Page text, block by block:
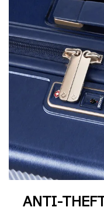
ANTI-